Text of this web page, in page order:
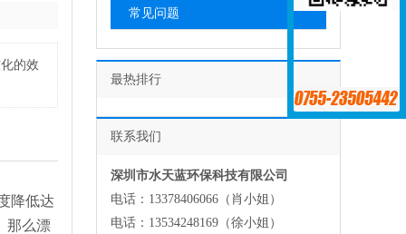
的效
降低达
那么漂
常见问题
最热排行
联系我们
深圳市水天蓝环保科技有限公司
电话：13378406066（肖小姐）
电话：13534248169（徐小姐）